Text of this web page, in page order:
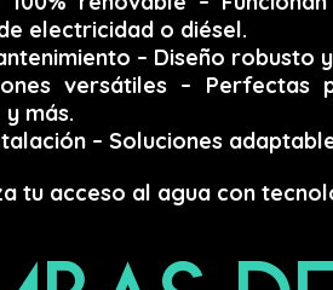
electricidad o diésel.
– Diseño robusto
versátiles –
más.
– Soluciones
tu acceso al agua con